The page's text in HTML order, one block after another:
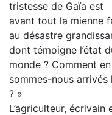
tristesse de Gaïa est
avant tout la mienne
au désastre
dont témoigne l’état
monde ? Comment en
sommes-nous arrivés
? »
L’agriculteur, écrivain